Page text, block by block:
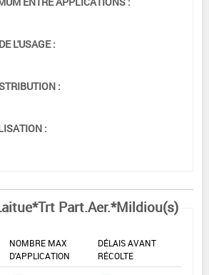
L'USAGE :
:
:
Part.Aer.*Mildiou(s)
NOMBRE MAX
D'APPLICATION
DÉLAIS AVANT
RÉCOLTE